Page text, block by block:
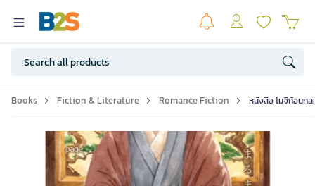
Books Fiction & Literature Romance Fiction หนังสือ โมจิก้อนก